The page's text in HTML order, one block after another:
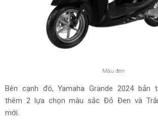
Màu đen
Bên cạnh đó, Yamaha Grande 2024 bản
thêm 2 lựa chọn màu sắc Đỏ Đen và
mới.